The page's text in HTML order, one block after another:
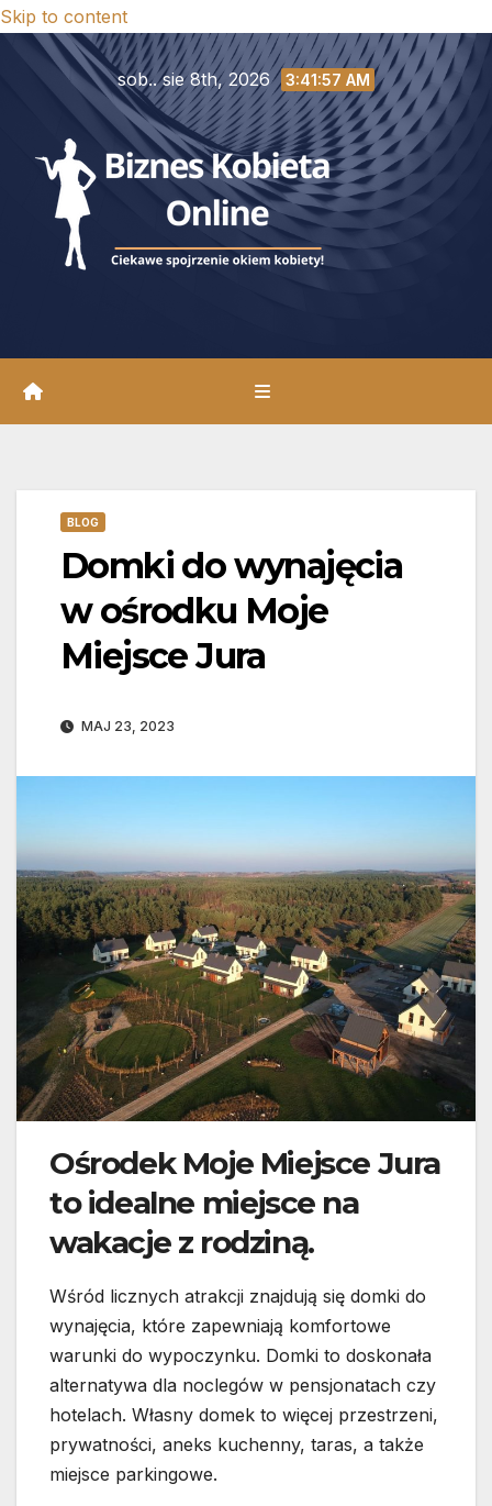
Skip to content
sob.. sie 8th, 2026 3:41:59 AM
BLOG
Domki do wynajęcia
w ośrodku Moje
Miejsce Jura
MAJ 23, 2023
Ośrodek Moje Miejsce Jura
to idealne miejsce na
wakacje z rodziną.
Wśród licznych atrakcji znajdują się domki do
wynajęcia, które zapewniają komfortowe
warunki do wypoczynku. Domki to doskonała
alternatywa dla noclegów w pensjonatach czy
hotelach. Własny domek to więcej przestrzeni,
prywatności, aneks kuchenny, taras, a także
miejsce parkingowe.